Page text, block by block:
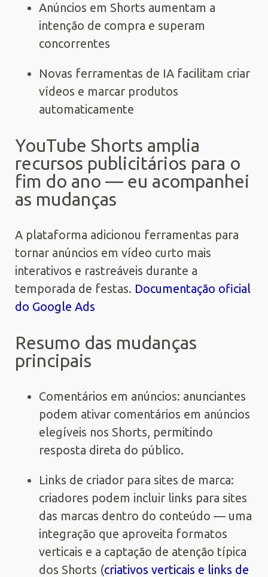
Anúncios em Shorts aumentam a
intenção de compra e superam
concorrentes
Novas ferramentas de IA facilitam criar
vídeos e marcar produtos
automaticamente
YouTube Shorts amplia
recursos publicitários para o
fim do ano — eu acompanhei
as mudanças
A plataforma adicionou ferramentas para
tornar anúncios em vídeo curto mais
interativos e rastreáveis durante a
temporada de festas. Documentação oficial
do Google Ads
Resumo das mudanças
principais
Comentários em anúncios: anunciantes
podem ativar comentários em anúncios
elegíveis nos Shorts, permitindo
resposta direta do público.
Links de criador para sites de marca:
criadores podem incluir links para sites
das marcas dentro do conteúdo — uma
integração que aproveita formatos
verticais e a captação de atenção típica
dos Shorts (criativos verticais e links de